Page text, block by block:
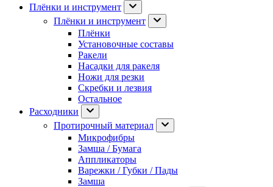
Плёнки и инструмент
Плёнки и инструмент
Плёнки
Установочные составы
Ракели
Насадки для ракеля
Ножи для резки
Скребки и лезвия
Остальное
Расходники
Протирочный материал
Микрофибры
Замша / Бумага
Аппликаторы
Варежки / Губки / Пады
Замша